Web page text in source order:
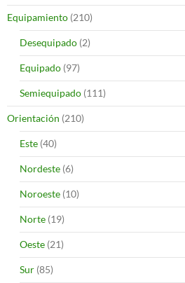
Equipamiento (210)
Desequipado (2)
Equipado (97)
Semiequipado (111)
Orientación (210)
Este (40)
Nordeste (6)
Noroeste (10)
Norte (19)
Oeste (21)
Sur (85)